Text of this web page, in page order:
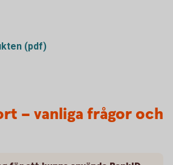
(pdf)
– vanliga frågor och